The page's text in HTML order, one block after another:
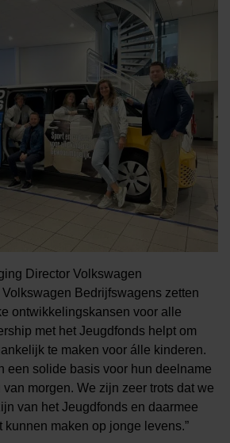
Director Volkswagen
Volkswagen Bedrijfswagens zetten
ontwikkelingskansen voor alle
met het Jeugdfonds helpt om
te maken voor álle kinderen.
een solide basis voor hun deelname
morgen. We zijn zeer trots dat we
van het Jeugdfonds en daarmee
kunnen maken op jonge levens.”